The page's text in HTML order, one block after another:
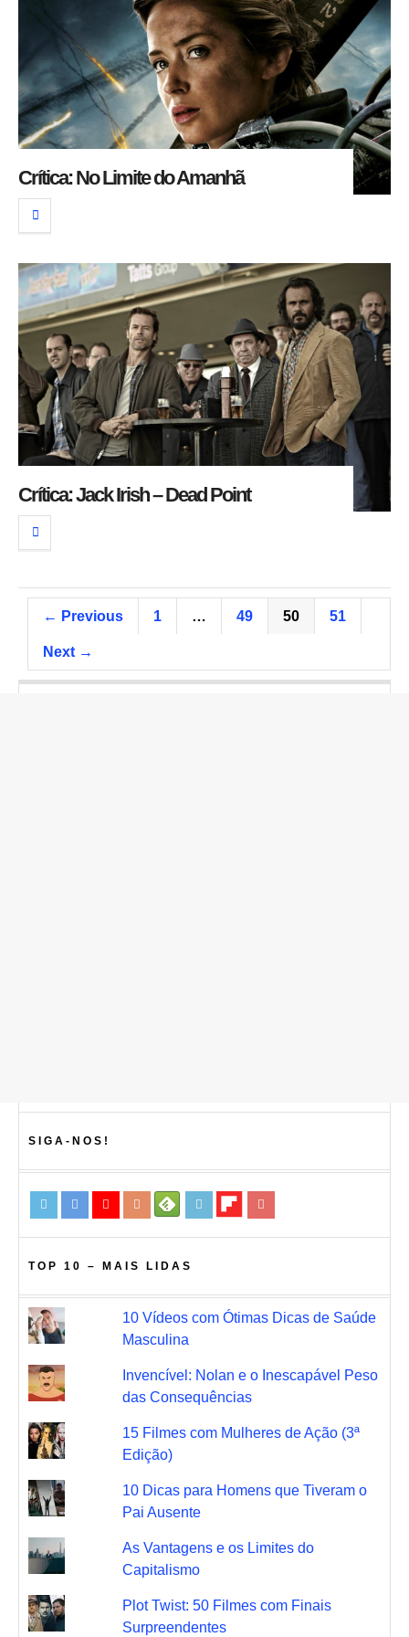
Crítica: No Limite do Amanhã
Crítica: Jack Irish – Dead Point
← Previous 1 … 49 50 51
Next →
SIGA-NOS!
TOP 10 – MAIS LIDAS
10 Vídeos com Ótimas Dicas de Saúde
Masculina
Invencível: Nolan e o Inescapável Peso
das Consequências
15 Filmes com Mulheres de Ação (3ª
Edição)
10 Dicas para Homens que Tiveram o
Pai Ausente
As Vantagens e os Limites do
Capitalismo
Plot Twist: 50 Filmes com Finais
Surpreendentes